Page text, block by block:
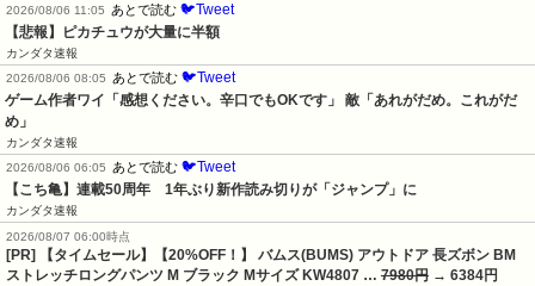
2026/08/06 11:05
あとで読む 🐦Tweet
【悲報】ピカチュウが大量に半額
カンダタ速報
2026/08/06 08:05
あとで読む 🐦Tweet
ゲーム作者ワイ「感想ください。辛口でもOKです」 敵「あれがだめ。これがだ
め」
カンダタ速報
2026/08/06 06:05
あとで読む 🐦Tweet
【こち亀】連載50周年　1年ぶり新作読み切りが「ジャンプ」に
カンダタ速報
2026/08/07 06:00時点
[PR] 【タイムセール】【20%OFF！】 バムス(BUMS) アウトドア 長ズボン BM
ストレッチロングパンツ M ブラック Mサイズ KW4807 … 7980円 → 6384円